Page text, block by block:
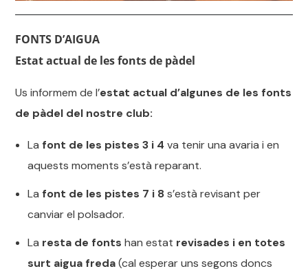
FONTS D’AIGUA
Estat actual de les fonts de pàdel
Us informem de l’estat actual d’algunes de les fonts
de pàdel del nostre club:
La font de les pistes 3 i 4 va tenir una avaria i en
aquests moments s’està reparant.
La font de les pistes 7 i 8s’està revisant per
canviar el polsador.
La resta de fonts han estat revisades i en totes
surt aigua freda(cal esperar uns segons doncs